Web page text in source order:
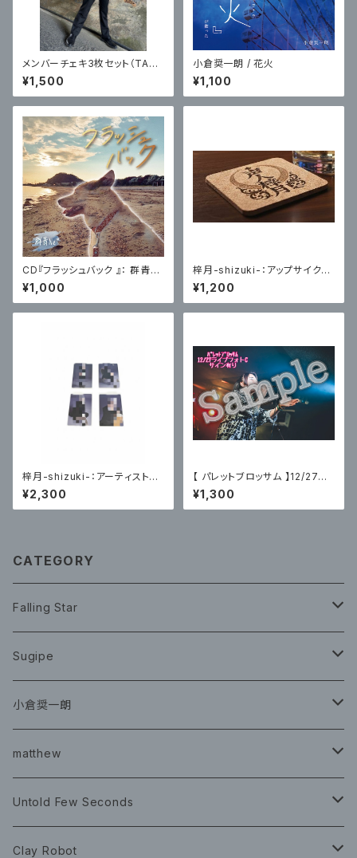
メンバーチェキ3枚セット（TAK
A） / ZERO
¥1,500
小倉奨一朗 / 花火
¥1,100
CD『フラッシュバック 』： 群青N
e°
¥1,000
梓月-shizuki-：アップサイクル
コースター(コルク四角)
¥1,200
梓月-shizuki-：アーティスト写
真トレーディングカード(悪戯な
心編) 各４種ランダム２枚
¥2,300
【 パレットブロッサム 】12/27主
催ライブフォトC〈サイン有〉
¥1,300
CATEGORY
Falling Star
CD
グッズ
チェキ ブロマイド
イベント
ツアーグッズ
Sugipe
チケット
CD
グッズ
小倉奨一朗
イベント
グッズ
CD
matthew
Book
CD
Untold Few Seconds
グッズ
Clay Robot